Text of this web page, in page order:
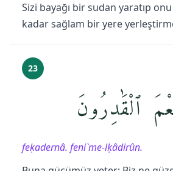
Sizi bayağı bir sudan yaratıp
kadar sağlam bir yere
23
ٱلْقَٰدِرُونَ
feḳadernâ. feni`me-lḳâdirûn.